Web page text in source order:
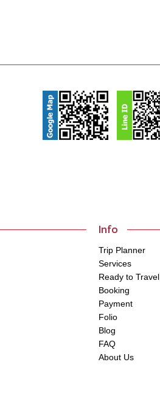
Info
Trip Planner
Services
Ready to Travel
Booking
Payment
Folio
Blog
FAQ
About Us